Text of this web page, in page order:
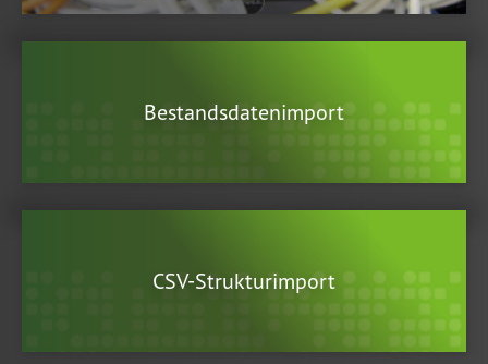
Bestandsdatenimport
CSV-Strukturimport